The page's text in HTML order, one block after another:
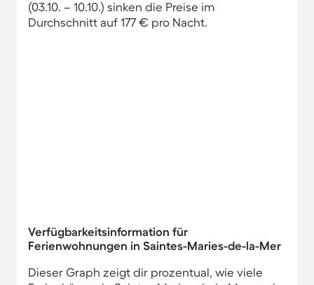
(03.10. – 10.10.) sinken die Preise im
Durchschnitt auf 177 € pro Nacht.
Verfügbarkeitsinformation für
Ferienwohnungen in Saintes-Maries-de-la-Mer
Dieser Graph zeigt dir prozentual, wie viele